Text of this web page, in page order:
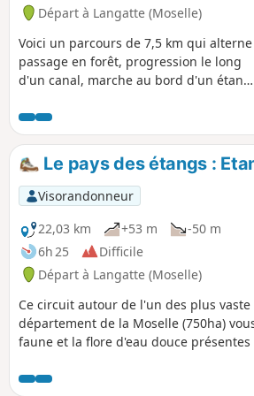
Départ à Langatte (Moselle)
Voici un parcours de 7,5 km qui alterne
passage en forêt, progression le long
d'un canal, marche au bord d'un étang
dénivelé est très faible, les sentiers sont
aménagés, praticables même par
de pluie. De plus, on trouve des aires de
pique-nique et des bancs permettant
se reposer. Cette petite randonnée est
donc idéale à pratiquer en famille et ne
présente aucune difficulté.
Le pays des étangs :
Visorandonneur
22,03 km
+53 m
-50 m
6h 25
Difficile
Départ à Langatte (Moselle)
Ce circuit autour de l'un des plus
département de la Moselle (750ha)
faune et la flore d'eau douce présentes